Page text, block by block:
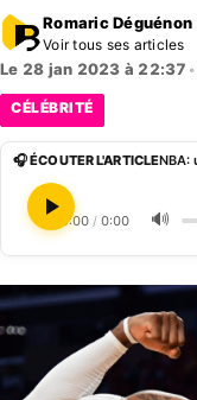
Romaric Déguénon
Voir tous ses articles
Le 28 jan 2023 à 22:37 •
CÉLÉBRITÉ
🎧 ÉCOUTER L'ARTICLE
0:00 / 0:00 🔊